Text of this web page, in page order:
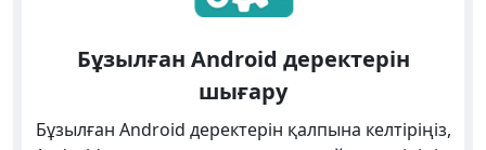
Бұзылған Android деректерін
шығару
Бұзылған Android деректерін қалпына келтіріңіз,